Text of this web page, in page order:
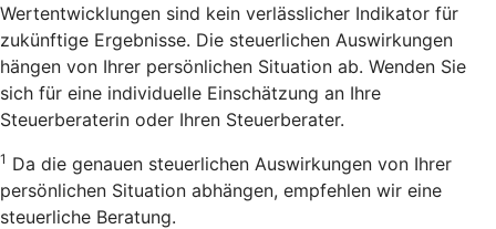
Wertentwicklungen sind kein verlässlicher Indikator für
zukünftige Ergebnisse. Die steuerlichen Auswirkungen
hängen von Ihrer persönlichen Situation ab. Wenden Sie
sich für eine individuelle Einschätzung an Ihre
Steuerberaterin oder Ihren Steuerberater.
1 Da die genauen steuerlichen Auswirkungen von Ihrer
persönlichen Situation abhängen, empfehlen wir eine
steuerliche Beratung.